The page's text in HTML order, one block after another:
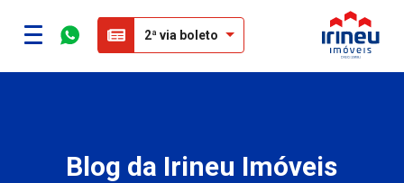
2ª via boleto
Blog da Irineu Imóveis